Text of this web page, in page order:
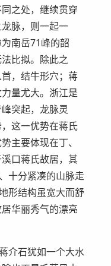
之处，继续贯穿
脉，则一起一
南岳71峰的韶
比拟。除此之
，结牛形穴；蒋
量尤大。浙江是
突起，龙脉灵
这一优势在蒋氏
主要体现在丁、
口蒋氏故居，其
十分紧凑的山脉走
形结构虽宽大而舒
华丽秀气的漂亮
介石犹如一个大水